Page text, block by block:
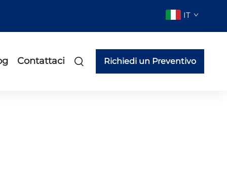
IT
Contattaci Richiedi un Preventivo